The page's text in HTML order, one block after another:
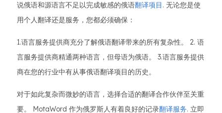
说俄语和源语言不足以完成敏感的俄语翻译项目. 无论您是使
用个人翻译还是服务，您都必须确保：
1.语言服务提供商充分了解俄语翻译带来的所有复杂性。 2. 语
言服务提供商精通两种语言，但母语为俄语。 3.语言服务提供
商在您的行业中有从事俄语翻译项目的历史。
对于如此复杂而微妙的语言，选择合适的翻译合作伙伴至关重
要。 MotaWord 作为俄罗斯人有着良好的记录翻译服务. 立即